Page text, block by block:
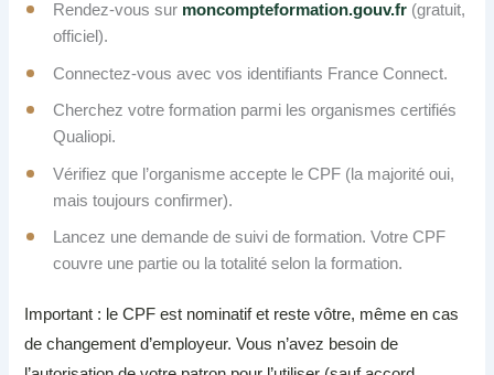
Rendez-vous sur moncompteformation.gouv.fr (gratuit,
officiel).
Connectez-vous avec vos identifiants France Connect.
Cherchez votre formation parmi les organismes certifiés
Qualiopi.
Vérifiez que l’organisme accepte le CPF (la majorité oui,
mais toujours confirmer).
Lancez une demande de suivi de formation. Votre CPF
couvre une partie ou la totalité selon la formation.
Important : le CPF est nominatif et reste vôtre, même en cas
de changement d’employeur. Vous n’avez besoin de